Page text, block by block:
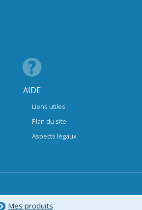
AIDE
Liens utiles
Plan du site
Aspects légaux
Mes produits